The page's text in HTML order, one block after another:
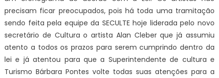
precisam ficar preocupados, pois há toda uma tramitação
sendo feita pela equipe da SECULTE hoje liderada pelo novo
secretário de Cultura o artista Alan Cleber que já assumiu
atento a todos os prazos para serem cumprindo dentro da
lei e já atentou para que a Superintendente de cultura e
Turismo Bárbara Pontes volte todas suas atenções para a